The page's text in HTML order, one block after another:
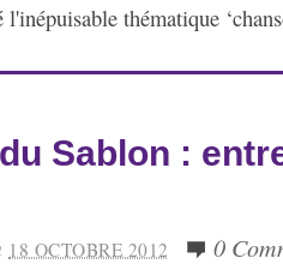
thématique
Sablon :
18 OCTOBRE 2012 0